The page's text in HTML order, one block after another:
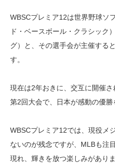
WBSCプレミア12は世界野球ソ
ド・ベースボール・クラシック
グ）と、その選手会が主催する
す。
現在は2年おきに、交互に開催
第2回大会で、日本が感動の優勝
WBSCプレミア12では、現役メ
ないのが残念ですが、MLBも注
現れ、輝きを放つ楽しみがありま